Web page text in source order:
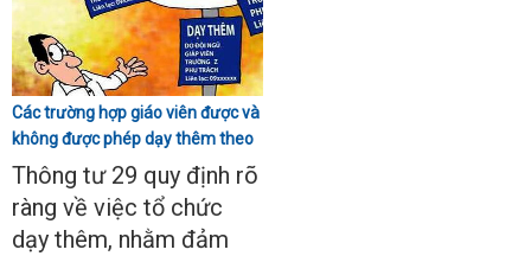
Các trường hợp giáo viên được và
không được phép dạy thêm theo
Thông tư 29
Thông tư 29 quy định rõ
ràng về việc tổ chức
dạy thêm, nhằm đảm